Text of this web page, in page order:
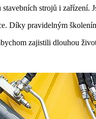
strojů i
Díky pravidelným
zajistili dlouhou